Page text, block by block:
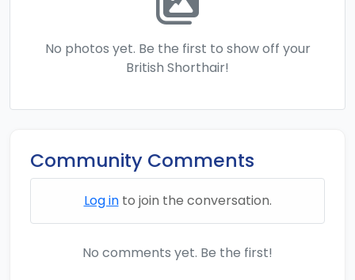
No photos yet. Be the first to show off your
British Shorthair!
Community Comments
Log into join the conversation.
No comments yet. Be the first!